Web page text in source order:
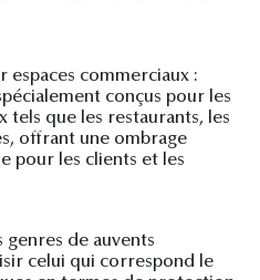
espaces commerciaux :
conçus pour les
tels que les restaurants, les
offrant une ombrage
pour les clients et les
genres de auvents
celui qui correspond le